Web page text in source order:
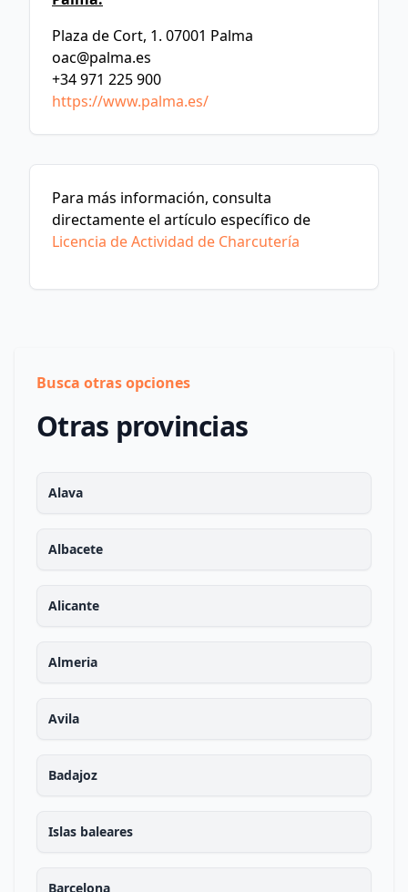
Plaza de Cort, 1. 07001 Palma
oac@palma.es
+34 971 225 900
https://www.palma.es/
Para más información, consulta
directamente el artículo específico de
Licencia de Actividad de Charcutería
Busca otras opciones
Otras provincias
Alava
Albacete
Alicante
Almeria
Avila
Badajoz
Islas baleares
Barcelona